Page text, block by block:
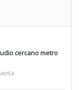
cercano metro